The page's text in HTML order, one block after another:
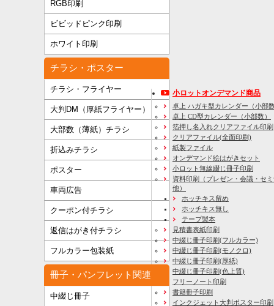
RGB印刷
ビビッドピンク印刷
ホワイト印刷
チラシ・ポスター
チラシ・フライヤー
大判DM（厚紙フライヤー）
大部数（薄紙）チラシ
折込みチラシ
ポスター
車両広告
クーポン付チラシ
返信はがき付チラシ
フルカラー包装紙
冊子・パンフレット関連
中綴じ冊子
小ロットオンデマンド商品
卓上 ハガキ型カレンダー（小部
卓上 CD型カレンダー（小部数）
箔押し名入れクリアファイル印刷
クリアファイル(全面印刷)
紙製ファイル
オンデマンド絵はがきセット
小ロット無線綴じ冊子印刷
資料印刷
（プレゼン・会議・セ
他）
ホッチキス留め
ホッチキス無し
テープ製本
見積書表紙印刷
中綴じ冊子印刷(フルカラー)
中綴じ冊子印刷(モノクロ)
中綴じ冊子印刷(厚紙)
中綴じ冊子印刷(色上質)
フリーノート印刷
書籍冊子印刷
インクジェット大判ポスター印刷